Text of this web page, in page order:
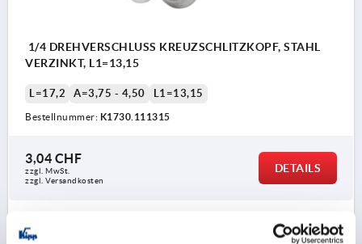
1/4 DREHVERSCHLUSS KREUZSCHLITZKOPF, STAHL
VERZINKT, L1=13,15
L=17,2 A=3,75 - 4,50 L1=13,15
Bestellnummer: K1730.111315
3,04 CHF
zzgl. MwSt.
zzgl. Versandkosten
DETAILS
K1730 KSK